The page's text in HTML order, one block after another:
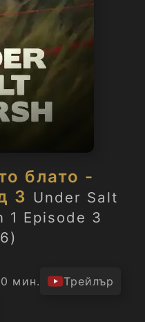
блато -
3 Under Salt
1 Episode 3
мин. Трейлър